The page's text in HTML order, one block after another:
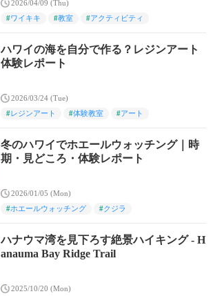
2026/04/09 (Thu)
#ワイキキ #教室 #アクティビティ
ハワイの海を自分で作る？レジンアート
体験レポート
2026/03/24 (Tue)
#レジンアート #体験教室 #アート
冬のハワイでホエールウォッチング｜時
期・見どころ・体験レポート
2026/01/05 (Mon)
#ホエールウォッチング #クジラ
ハナウマ湾を見下ろす絶景ハイキング - H
anauma Bay Ridge Trail
2025/10/20 (Mon)